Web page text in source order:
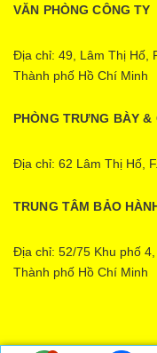
VĂN PHÒNG CÔNG TY
Địa chỉ: 49, Lâm Thị Hố,
Thành phố Hồ Chí Minh
PHÒNG TRƯNG BÀY &
Địa chỉ: 62 Lâm Thị Hố,
TRUNG TÂM BẢO
Địa chỉ: 52/75 Khu phố
Thành phố Hồ Chí Minh